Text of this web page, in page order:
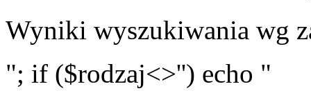
Wyniki wyszukiwania wg
"; if ($rodzaj<>'') echo "